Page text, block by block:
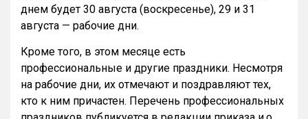
днем будет 30 августа (воскресенье), 29 и 31
августа — рабочие дни.
Кроме того, в этом месяце есть
профессиональные и другие праздники. Несмотря
на рабочие дни, их отмечают и поздравляют тех,
кто к ним причастен. Перечень профессиональных